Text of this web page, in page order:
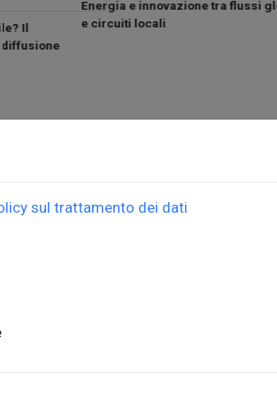
Il
diffusione
Energia e innovazione tra flussi
e circuiti locali
ORDINI
sul trattamento dei dati